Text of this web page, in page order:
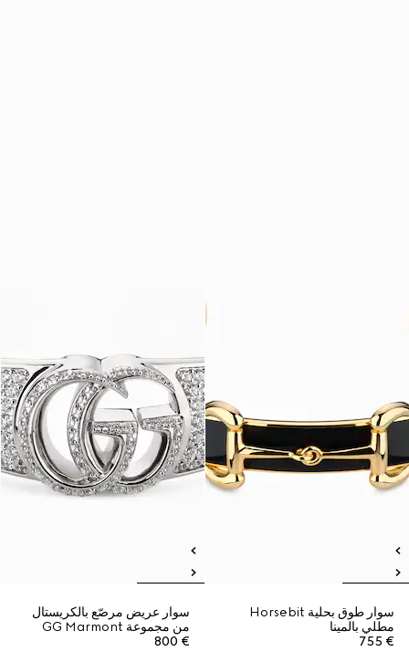
سوار طوق بحلية Horsebit
مطلي بالمينا
€ 755
سوار عريض مرصّع بالكريستال
من مجموعة GG Marmont
€ 800